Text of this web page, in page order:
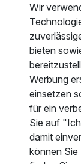
Terrasse "die
zwei Lifte.
verfügt über ein
einem aqua fit
Sauna, einem
Relaxpool mit
In den
Außensauna
wohltuende
in unserem
Wir
bieten
Werbung
einsetzen
für ein
Sie auf
damit
können Sie